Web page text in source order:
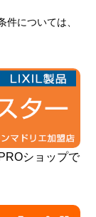
件については、
ショップで